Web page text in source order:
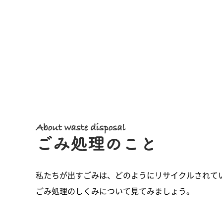
私たちが出すごみは、どのようにリサイクルされて
ごみ処理のしくみについて見てみましょう。